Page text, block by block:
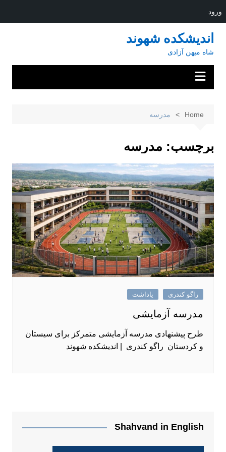
ورود
content
اندیشکده شهوند
شاه میهن آزادی
Home مدرسه
برچسب: مدرسه
راگو کندری یاداشت
مدرسه آزمایشی
طرح پیشنهادی مدرسه آزمایشی متمرکز برای سیستان
و کردستان راگو کندری | اندیشکده شهوند
Shahvand in English